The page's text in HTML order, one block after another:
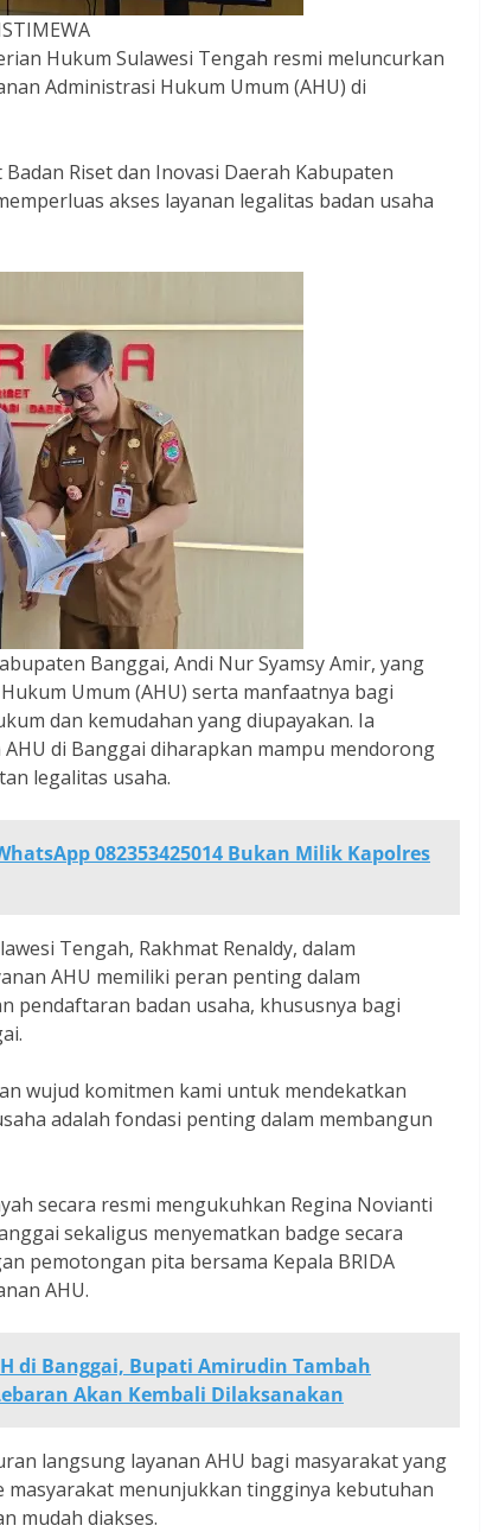
Hukum Sulawesi Tengah resmi meluncurkan
Administrasi Hukum Umum (AHU) di
Riset dan Inovasi Daerah Kabupaten
akses layanan legalitas badan usaha
Banggai, Andi Nur Syamsy Amir, yang
Umum (AHU) serta manfaatnya bagi
dan kemudahan yang diupayakan. Ia
di Banggai diharapkan mampu mendorong
legalitas usaha.
082353425014 Bukan Milik Kapolres
Tengah, Rakhmat Renaldy, dalam
AHU memiliki peran penting dalam
pendaftaran badan usaha, khususnya bagi
wujud komitmen kami untuk mendekatkan
adalah fondasi penting dalam membangun
secara resmi mengukuhkan Regina Novianti
sekaligus menyematkan badge secara
pemotongan pita bersama Kepala BRIDA
AHU.
di Banggai, Bupati Amirudin Tambah
Akan Kembali Dilaksanakan
langsung layanan AHU bagi masyarakat yang
masyarakat menunjukkan tingginya kebutuhan
mudah diakses.